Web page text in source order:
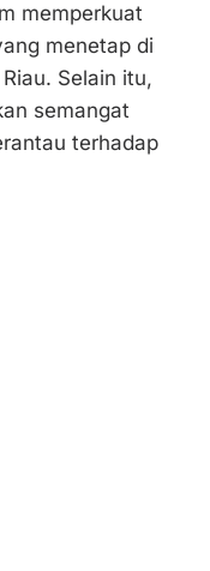
memperkuat
menetap di
Selain itu,
semangat
terhadap